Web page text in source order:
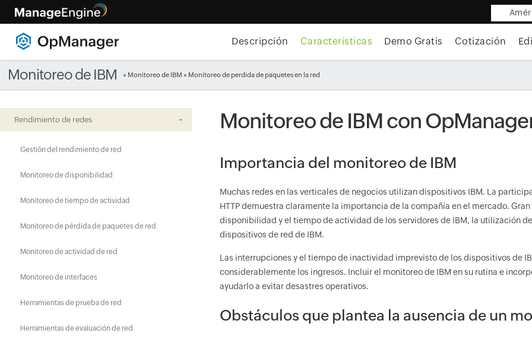
Descripción Características Demo Gratis Cotización
Monitoreo de IBM » Monitoreo de IBM » Monitoreo de perdida de paquetes en la red
Rendimiento de redes
Gestión del rendimiento de red
Monitoreo de disponibilidad
Monitoreo de tiempo de actividad
Monitoreo de pérdida de paquetes de red
Monitoreo de actividad de red
Monitoreo de interfaces
Herramientas de prueba de red
Herramientas de evaluación de red
Monitoreo de IBM con
Importancia del monitoreo de IBM
Muchas redes en las verticales de negocios utilizan dispositivos IBM. La
HTTP demuestra claramente la importancia de la compañía en el mercado.
disponibilidad y el tiempo de actividad de los servidores de IBM, la utilización
dispositivos de red de IBM.
Las interrupciones y el tiempo de inactividad imprevisto de los dispositivos de
considerablemente los ingresos. Incluir el monitoreo de IBM en su rutina e
ayudarlo a evitar desastres operativos.
Obstáculos que plantea la ausencia de un